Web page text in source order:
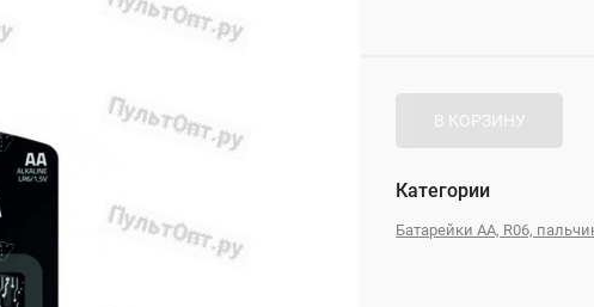
В КОРЗИНУ
Категории
Батарейки AA, R06,